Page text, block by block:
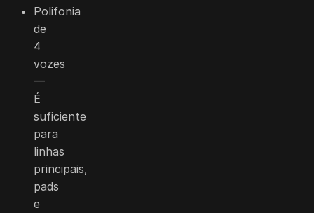
Polifonia
de
4
vozes
—
É
suficiente
para
linhas
principais,
pads
e